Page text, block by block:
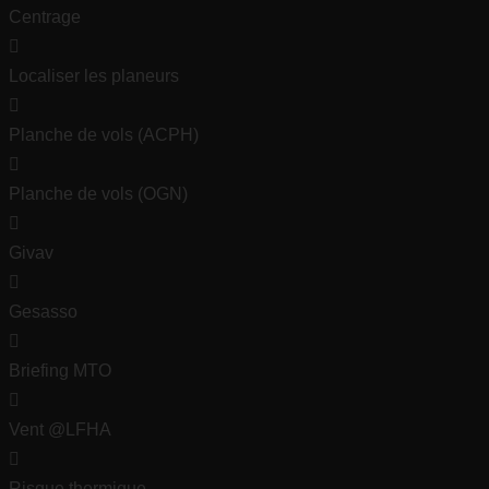
Centrage
Localiser les planeurs
Planche de vols (ACPH)
Planche de vols (OGN)
Givav
Gesasso
Briefing MTO
Vent @LFHA